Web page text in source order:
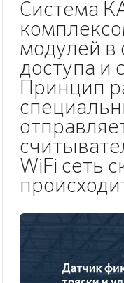
Система
модулей в
доступа и
Принцип
WiFi сеть